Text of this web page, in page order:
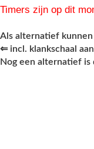
Timers zijn op dit
Als alternatief
⇐incl. klankschaal
Nog een alternatief is